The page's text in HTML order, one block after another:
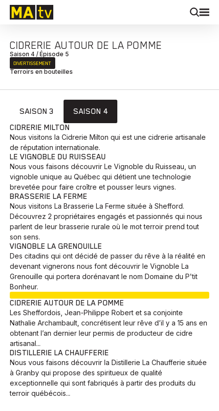
CIDRERIE AUTOUR DE LA POMME
Saison 4 / Épisode 5
DIVERTISSEMENT
Terroirs en bouteilles
SAISON 3
SAISON 4
CIDRERIE MILTON
Nous visitons la Cidrerie Milton qui est une cidrerie artisanale
de réputation internationale.
LE VIGNOBLE DU RUISSEAU
Nous vous faisons découvrir Le Vignoble du Ruisseau, un
vignoble unique au Québec qui détient une technologie
brevetée pour faire croître et pousser leurs vignes.
BRASSERIE LA FERME
Nous visitons La Brasserie La Ferme située à Shefford.
Découvrez 2 propriétaires engagés et passionnés qui nous
parlent de leur brasserie rurale où le mot terroir prend tout
son sens.
VIGNOBLE LA GRENOUILLE
Des citadins qui ont décidé de passer du rêve à la réalité en
devenant vignerons nous font découvrir le Vignoble La
Grenouille qui portera dorénavant le nom Domaine du P'tit
Bonheur.
CIDRERIE AUTOUR DE LA POMME
Les Sheffordois, Jean-Philippe Robert et sa conjointe
Nathalie Archambault, concrétisent leur rêve d’il y a 15 ans en
obtenant l’an dernier leur permis de producteur de cidre
artisanal...
DISTILLERIE LA CHAUFFERIE
Nous vous faisons découvrir la Distillerie La Chaufferie située
à Granby qui propose des spiritueux de qualité
exceptionnelle qui sont fabriqués à partir des produits du
terroir québécois...